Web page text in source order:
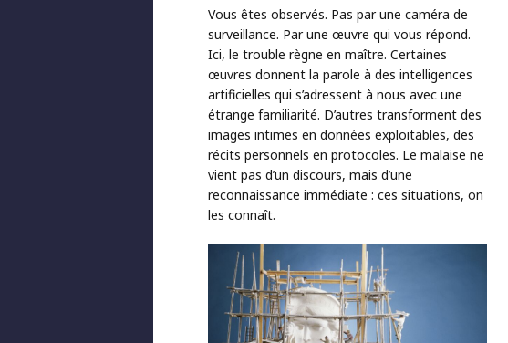
Vous êtes observés. Pas par une caméra de
surveillance. Par une œuvre qui vous répond.
Ici, le trouble règne en maître. Certaines
œuvres donnent la parole à des intelligences
artificielles qui s’adressent à nous avec une
étrange familiarité. D’autres transforment des
images intimes en données exploitables, des
récits personnels en protocoles. Le malaise ne
vient pas d’un discours, mais d’une
reconnaissance immédiate : ces situations, on
les connaît.